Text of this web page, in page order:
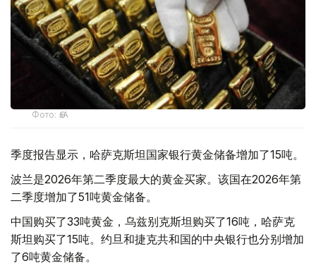
Фото: ӨзА
季度报告显示，哈萨克斯坦国家银行黄金储备增加了15吨。
波兰是2026年第二季度最大的黄金买家。该国在2026年第
二季度增加了51吨黄金储备。
中国购买了33吨黄金，乌兹别克斯坦购买了16吨，哈萨克
斯坦购买了15吨。约旦和捷克共和国的中央银行也分别增加
了6吨黄金储备。